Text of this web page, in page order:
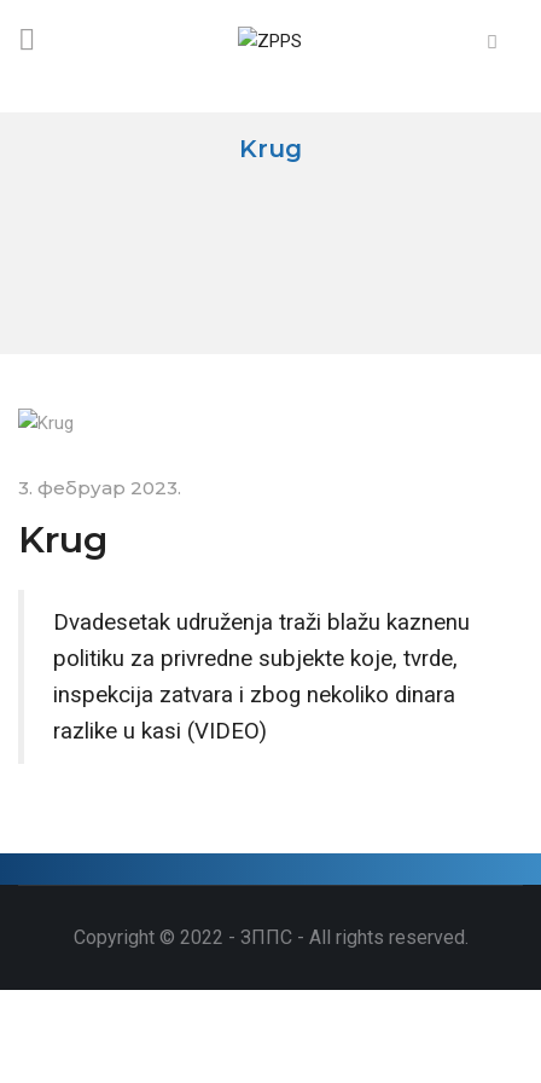
Krug
3. фебруар 2023.
Krug
Dvadesetak udruženja traži blažu kaznenu
politiku za privredne subjekte koje, tvrde,
inspekcija zatvara i zbog nekoliko dinara
razlike u kasi (VIDEO)
Copyright © 2022 - ЗППС - All rights reserved.